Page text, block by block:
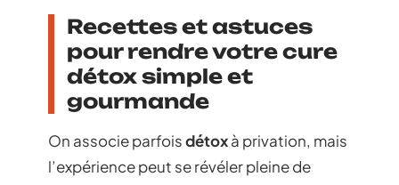
Recettes et astuces
pour rendre votre cure
détox simple et
gourmande
On associe parfoisdétoxà privation, mais
l’expérience peut se révéler pleine de